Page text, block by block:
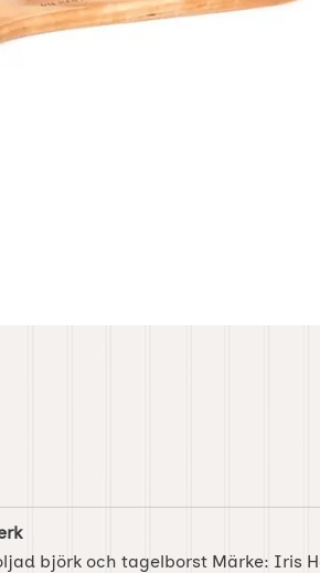
björk och tagelborst Märke: Iris